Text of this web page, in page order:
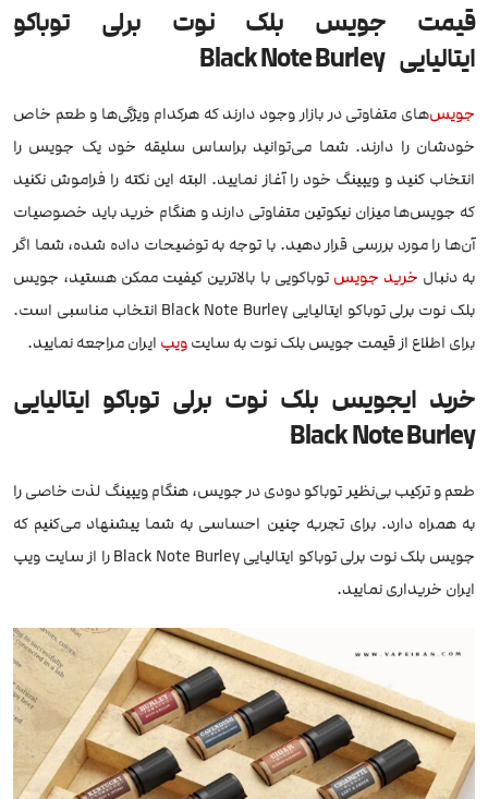
قیمت جویس بلک نوت برلی توباکو
ایتالیایی Black Note Burley
جویس‌های متفاوتی در بازار وجود دارند که هرکدام ویژگی‌ها و طعم خاص
خودشان را دارند. شما می‌توانید براساس سلیقه خود یک جویس را
انتخاب کنید و ویپینگ خود را آغاز نمایید. البته این نکته را فراموش نکنید
که جویس‌ها میزان نیکوتین متفاوتی دارند و هنگام خرید باید خصوصیات
آن‌ها را مورد بررسی قرار دهید. با توجه به توضیحات داده شده، شما اگر
به دنبال خرید جویس توباکویی با بالاترین کیفیت ممکن هستید، جویس
بلک نوت برلی توباکو ایتالیایی Black Note Burley انتخاب مناسبی است.
برای اطلاع از قیمت جویس بلک نوت به سایتویپ ایران مراجعه نمایید.
خرید ایجویس بلک نوت برلی توباکو ایتالیایی
Black Note Burley
طعم و ترکیب بی‌نظیر توباکو دودی در جویس، هنگام ویپینگ لذت خاصی را
به همراه دارد. برای تجربه چنین احساسی به شما پیشنهاد می‌کنیم که
جویس بلک نوت برلی توباکو ایتالیایی Black Note Burley را از سایت ویپ
ایران خریداری نمایید.